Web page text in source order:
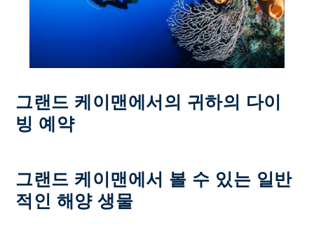
그랜드 케이맨에서의 귀하의 다이
빙 예약
그랜드 케이맨에서 볼 수 있는 일반
적인 해양 생물